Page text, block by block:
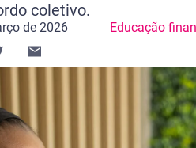
coletivo.
de 2026 Educação